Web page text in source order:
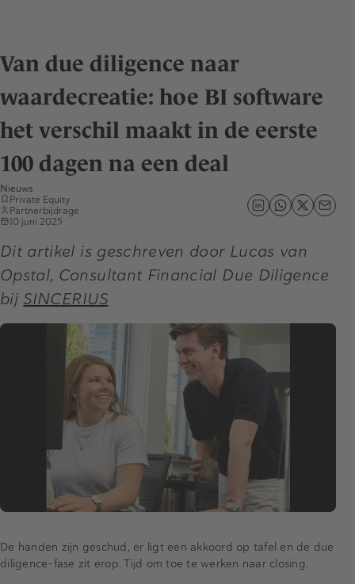
Van due diligence naar
waardecreatie: hoe BI software
het verschil maakt in de eerste
100 dagen na een deal
Nieuws
Private Equity
Partnerbijdrage
10 juni 2025
Dit artikel is geschreven door Lucas van
Opstal, Consultant Financial Due Diligence
bij SINCERIUS
De handen zijn geschud, er ligt een akkoord op tafel en de due
diligence-fase zit erop. Tijd om toe te werken naar closing.